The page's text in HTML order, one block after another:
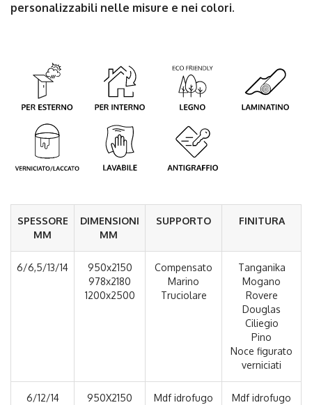
personalizzabili nelle misure e nei colori.
SPESSORE
MM
DIMENSIONI
MM
SUPPORTO FINITURA
6/6,5/13/14
950x2150
978x2180
1200x2500
Compensato
Marino
Truciolare
Tanganika
Mogano
Rovere
Douglas
Ciliegio
Pino
Noce figurato
verniciati
6/12/14
950X2150
Mdf idrofugo
Mdf idrofugo